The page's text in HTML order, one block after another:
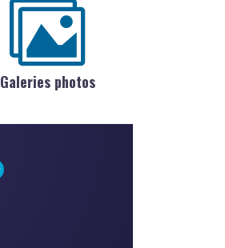
Galeries photos